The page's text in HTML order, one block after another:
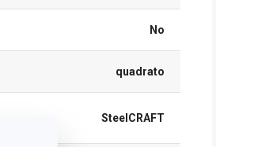
No
quadrato
SteelCRAFT